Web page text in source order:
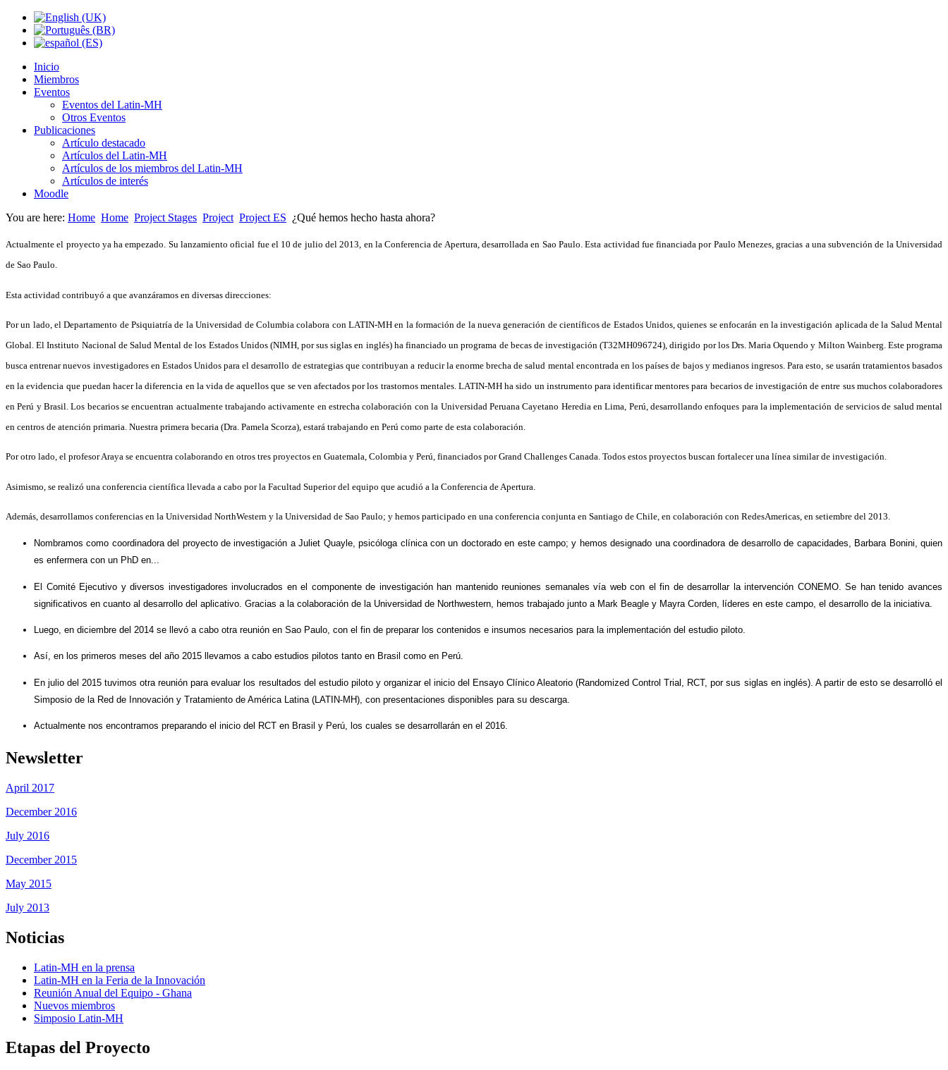
Inicio
Miembros
Eventos
Eventos del Latin-MH
Otros Eventos
Publicaciones
Artículo destacado
Artículos del Latin-MH
Artículos de los miembros del Latin-MH
Artículos de interés
Moodle
You are here: Home Home Project Stages Project Project ES ¿Qué hemos hecho hasta ahora?
Actualmente el proyecto ya ha empezado. Su lanzamiento oficial fue el 10 de julio del 2013, en la Conferencia de Apertura, desarrollada en Sao Paulo. Esta actividad fue financiada por Paulo Menezes, gracias a una subvención de la Universidad
de Sao Paulo.
Esta actividad contribuyó a que avanzáramos en diversas direcciones:
Por un lado, el Departamento de Psiquiatría de la Universidad de Columbia colabora con LATIN-MH en la formación de la nueva generación de científicos de Estados Unidos, quienes se enfocarán en la investigación aplicada de la Salud Mental
Global. El Instituto Nacional de Salud Mental de los Estados Unidos (NIMH, por sus siglas en inglés) ha financiado un programa de becas de investigación (T32MH096724), dirigido por los Drs. Maria Oquendo y Milton Wainberg. Este programa
busca entrenar nuevos investigadores en Estados Unidos para el desarrollo de estrategias que contribuyan a reducir la enorme brecha de salud mental encontrada en los países de bajos y medianos ingresos. Para esto, se usarán tratamientos basados
en la evidencia que puedan hacer la diferencia en la vida de aquellos que se ven afectados por los trastornos mentales. LATIN-MH ha sido un instrumento para identificar mentores para becarios de investigación de entre sus muchos colaboradores
en Perú y Brasil. Los becarios se encuentran actualmente trabajando activamente en estrecha colaboración con la Universidad Peruana Cayetano Heredia en Lima, Perú, desarrollando enfoques para la implementación de servicios de salud mental
en centros de atención primaria. Nuestra primera becaria (Dra. Pamela Scorza), estará trabajando en Perú como parte de esta colaboración.
Por otro lado, el profesor Araya se encuentra colaborando en otros tres proyectos en Guatemala, Colombia y Perú, financiados por Grand Challenges Canada. Todos estos proyectos buscan fortalecer una línea similar de investigación.
Asimismo, se realizó una conferencia científica llevada a cabo por la Facultad Superior del equipo que acudió a la Conferencia de Apertura.
Además, desarrollamos conferencias en la Universidad NorthWestern y la Universidad de Sao Paulo; y hemos participado en una conferencia conjunta en Santiago de Chile, en colaboración con RedesAmericas, en setiembre del 2013.
Nombramos como coordinadora del proyecto de investigación a Juliet Quayle, psicóloga clínica con un doctorado en este campo; y hemos designado una coordinadora de desarrollo de capacidades, Barbara Bonini, quien
es enfermera con un PhD en...
El Comité Ejecutivo y diversos investigadores involucrados en el componente de investigación han mantenido reuniones semanales vía web con el fin de desarrollar la intervención CONEMO. Se han tenido avances
significativos en cuanto al desarrollo del aplicativo. Gracias a la colaboración de la Universidad de Northwestern, hemos trabajado junto a Mark Beagle y Mayra Corden, líderes en este campo, el desarrollo de la iniciativa.
Luego, en diciembre del 2014 se llevó a cabo otra reunión en Sao Paulo, con el fin de preparar los contenidos e insumos necesarios para la implementación del estudio piloto.
Así, en los primeros meses del año 2015 llevamos a cabo estudios pilotos tanto en Brasil como en Perú.
En julio del 2015 tuvimos otra reunión para evaluar los resultados del estudio piloto y organizar el inicio del Ensayo Clínico Aleatorio (Randomized Control Trial, RCT, por sus siglas en inglés). A partir de esto se desarrolló el
Simposio de la Red de Innovación y Tratamiento de América Latina (LATIN-MH), con presentaciones disponibles para su descarga.
Actualmente nos encontramos preparando el inicio del RCT en Brasil y Perú, los cuales se desarrollarán en el 2016.
Newsletter
April 2017
December 2016
July 2016
December 2015
May 2015
July 2013
Noticias
Latin-MH en la prensa
Latin-MH en la Feria de la Innovación
Reunión Anual del Equipo - Ghana
Nuevos miembros
Simposio Latin-MH
Etapas del Proyecto